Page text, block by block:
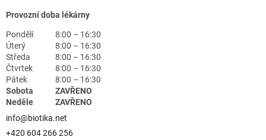
Provozní doba lékárny
Pondělí
8:00 – 16:30
Úterý
8:00 – 16:30
Středa
8:00 – 16:30
Čtvrtek
8:00 – 16:30
Pátek
8:00 – 16:30
Sobota
ZAVŘENO
Neděle
ZAVŘENO
info@biotika.net
+420 604 266 256